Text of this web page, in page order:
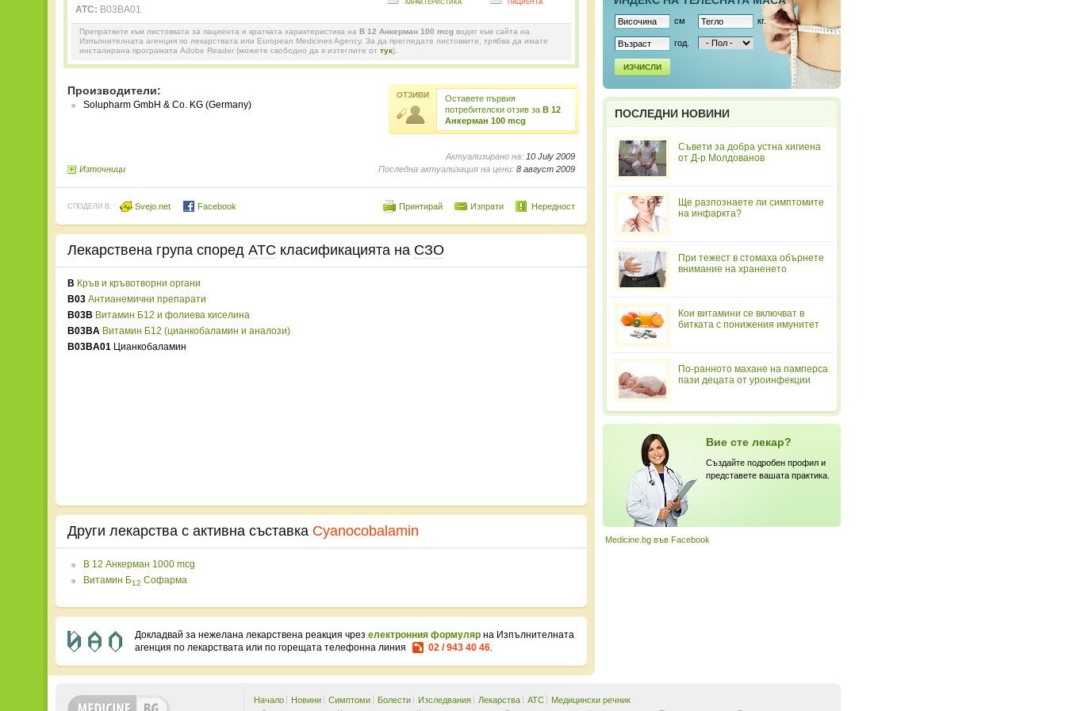
ATC: B03BA01
Препратките към листовката за пациента и кратката характеристика на B 12 Анкерман 100 mcg водят към сайта на
Изпълнителната агенция по лекарствата или European Medicines Agency. За да прегледате листовките, трябва да имате
инсталирана програмата Adobe Reader (можете свободно да я изтеглите от тук).
ОТЗИВИ
Оставете първия
потребителски отзив за B 12
Анкерман 100 mcg
Производители:
Solupharm GmbH & Co. KG (Germany)
Актуализирано на: 10 July 2009
Последна актуализация на цени: 8 август 2009
Източници
СПОДЕЛИ В: Нередност
Изпрати
Принтирай
Svejo.net Facebook
Лекарствена група според ATC класификацията на СЗО
B Кръв и кръвотворни органи
B03 Антианемични препарати
B03B Витамин Б12 и фолиева киселина
B03BA Витамин Б12 (цианкобаламин и аналози)
B03BA01 Цианкобаламин
Други лекарства с активна съставка Cyanocobalamin
B 12 Анкерман 1000 mcg
Витамин Б12 Софарма
Докладвай за нежелана лекарствена реакция чрез електронния формуляр на Изпълнителната
агенция по лекарствата или по горещата телефонна линия
02 / 943 40 46.
см кг.
год.
ИЗЧИСЛИ
ПОСЛЕДНИ НОВИНИ
Съвети за добра устна хигиена
от Д-р Молдованов
Ще разпознаете ли симптомите
на инфаркта?
При тежест в стомаха обърнете
внимание на храненето
Кои витамини се включват в
битката с понижения имунитет
По-ранното махане на памперса
пази децата от уроинфекции
Вие сте лекар?
Създайте подробен профил и
представете вашата практика.
Medicine.bg във Facebook
Начало Новини Симптоми Болести Изследвания Лекарства ATC Медицински речник